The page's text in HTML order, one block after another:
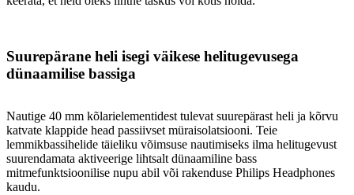
Suurepärane heli isegi väikese helitugevusega
dünaamilise bassiga
Nautige 40 mm kõlarielementidest tulevat suurepärast heli ja kõrvu
katvate klappide head passiivset müraisolatsiooni. Teie
lemmikbassihelide täieliku võimsuse nautimiseks ilma helitugevust
suurendamata aktiveerige lihtsalt dünaamiline bass
mitmefunktsioonilise nupu abil või rakenduse Philips Headphones
kaudu.